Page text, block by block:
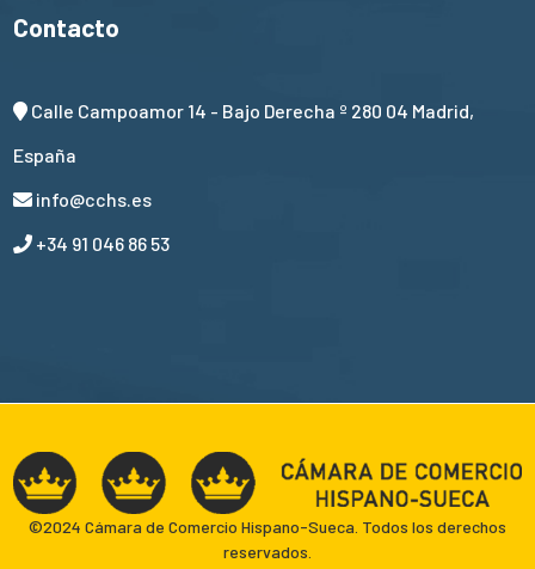
Contacto
Calle Campoamor 14 - Bajo Derecha º 280 04 Madrid,
España
info@cchs.es
+34 91 046 86 53
©2024 Cámara de Comercio Hispano-Sueca. Todos los derechos
reservados.